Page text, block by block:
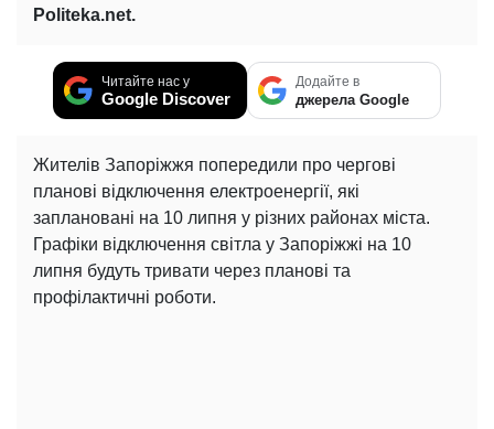
Politeka.net.
Читайте нас у
Google Discover
Додайте в
джерела Google
Жителів Запоріжжя попередили про чергові
планові відключення електроенергії, які
заплановані на 10 липня у різних районах міста.
Графіки відключення світла у Запоріжжі на 10
липня будуть тривати через планові та
профілактичні роботи.